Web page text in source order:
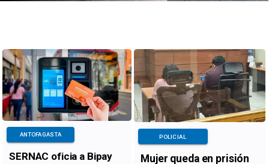
SERNAC oficia a Bipay
ANTOFAGASTA
Mujer queda en prisión
POLICIAL